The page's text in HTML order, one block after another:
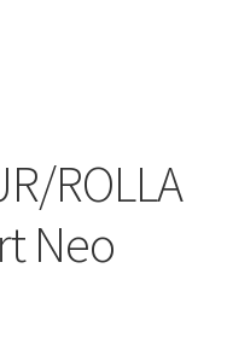
ROLLA
Neo